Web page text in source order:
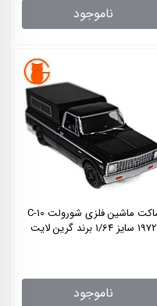
ناموجود
ماکت ماشین فلزی شورولت C-10
1972 سایز 1/64 برند گرین لایت
ناموجود